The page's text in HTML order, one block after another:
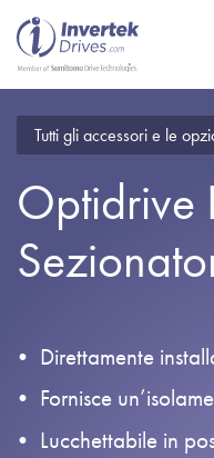
Tutti gli accessori e le
Optidrive
Direttamente
Fornisce
Lucchettabile in